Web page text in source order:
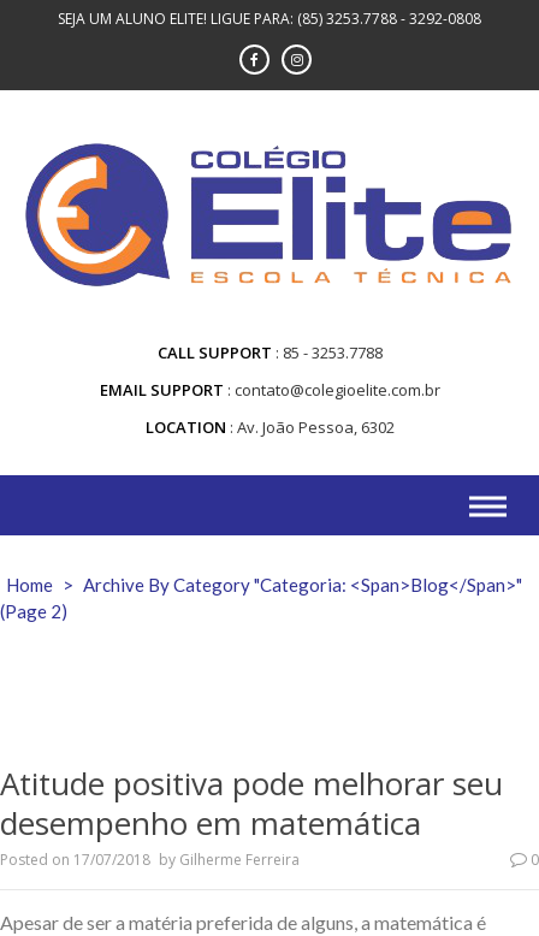
SEJA UM ALUNO ELITE! LIGUE PARA: (85) 3253.7788 - 3292-0808
CALL SUPPORT
85 - 3253.7788
EMAIL SUPPORT contato@colegioelite.com.br
LOCATION Av. João Pessoa, 6302
Home > Archive By Category "Categoria: <span>Blog</span>"
(Page 2)
Atitude positiva pode melhorar seu
desempenho em matemática
Posted on 17/07/2018 by Gilherme Ferreira 0
Apesar de ser a matéria preferida de alguns, a matemática é